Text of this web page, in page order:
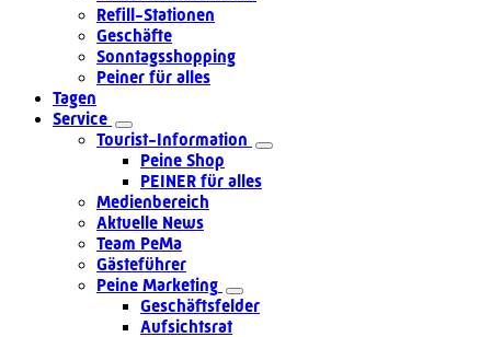
Refill-Stationen
Geschäfte
Sonntagsshopping
Peiner für alles
Tagen
Service
Tourist-Information
Peine Shop
PEINER für alles
Medienbereich
Aktuelle News
Team PeMa
Gästeführer
Peine Marketing
Geschäftsfelder
Aufsichtsrat